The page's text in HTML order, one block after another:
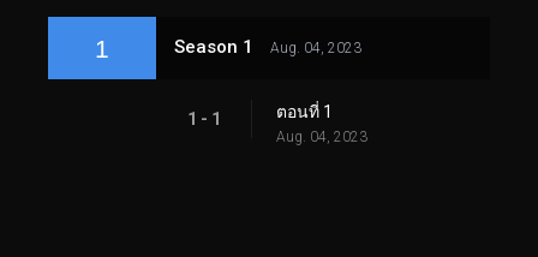
1 Season 1 Aug. 04, 2023
1 - 1 ตอนที่ 1
Aug. 04, 2023